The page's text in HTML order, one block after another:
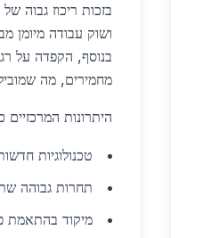
בזכות ריכוז גבוה
ושוק עבודה מיומן
בנוסף, הקפדה על
מחמירים, מה
היתרונות המרכזיים
טכנולוגיות
תחרות גבוהה
מיקוד בהתאמת